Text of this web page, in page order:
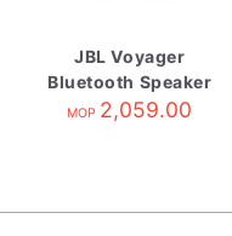
JBL Voyager
Bluetooth Speaker
White
MOP 2,059.00